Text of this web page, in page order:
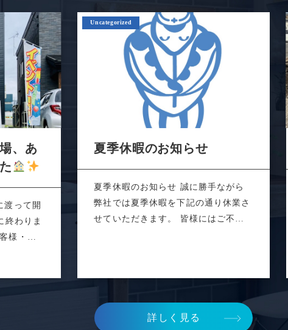
、あ
渡って開
終わりま
様・関
Uncategorized
夏季休暇のお知らせ
夏季休暇のお知らせ 誠に勝手ながら
弊社では夏季休暇を下記の通り休業さ
せていただきます。 皆様にはご不便
詳しく見る